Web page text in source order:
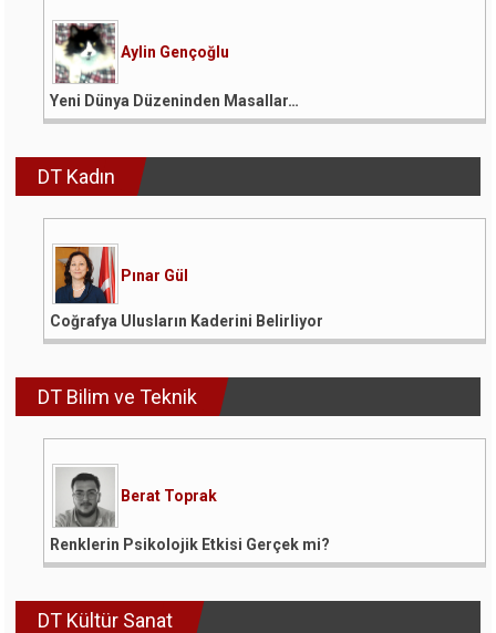
Aylin Gençoğlu
Yeni Dünya Düzeninden Masallar…
DT Kadın
Pınar Gül
Coğrafya Ulusların Kaderini Belirliyor
DT Bilim ve Teknik
Berat Toprak
Renklerin Psikolojik Etkisi Gerçek mi?
DT Kültür Sanat